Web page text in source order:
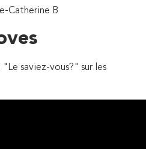
Catherine B
saviez-vous?" sur les